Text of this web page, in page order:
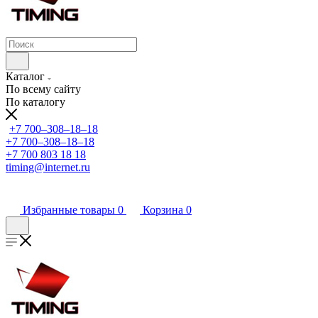
Каталог
По всему сайту
По каталогу
+7 700‒308‒18‒18
+7 700‒308‒18‒18
+7 700 803 18 18
timing@internet.ru
Избранные товары 0 Корзина 0